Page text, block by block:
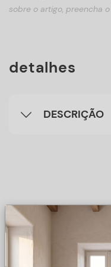
sobre o artigo, preencha
detalhes
DESCRIÇÃO